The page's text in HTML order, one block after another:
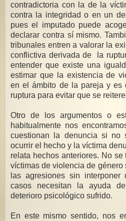
contradictoria con la de la
contra la integridad o en un
pues el imputado puede
declarar contra sí mismo.
tribunales entren a valorar la
conflictiva derivada de la
entender que existe una
estimar que la existencia de
en el ámbito de la pareja y es
ruptura para evitar que se
Otro de los argumentos o
habitualmente nos
cuestionan la denuncia si no
ocurrir el hecho y la víctima
relata hechos anteriores. No
víctimas de violencia de género
las agresiones sin
casos necesitan la ayuda
deterioro psicológico sufrido.
En este mismo sentido, nos